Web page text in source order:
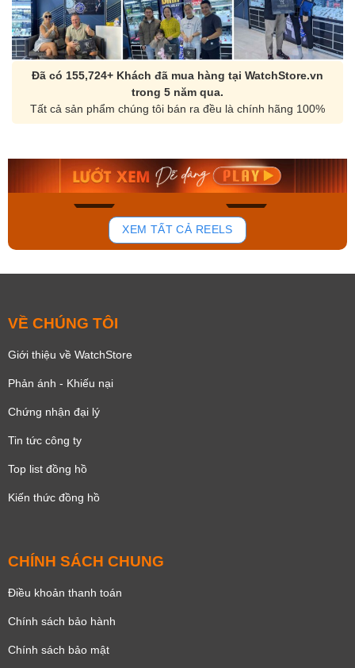
Đã có 155,724+ Khách đã mua hàng tại WatchStore.vn
trong 5 năm qua.
Tất cả sản phẩm chúng tôi bán ra đều là chính hãng 100%
168
Orient Nam RA-
Mua ngay
Casio Nam MTS-
Mua ngay
XEM TẤT CẢ REELS
VỀ CHÚNG TÔI
Giới thiệu về WatchStore
Phản ánh - Khiếu nại
Chứng nhận đại lý
Tin tức công ty
Top list đồng hồ
Kiến thức đồng hồ
CHÍNH SÁCH CHUNG
Điều khoản thanh toán
Chính sách bảo hành
Chính sách bảo mật